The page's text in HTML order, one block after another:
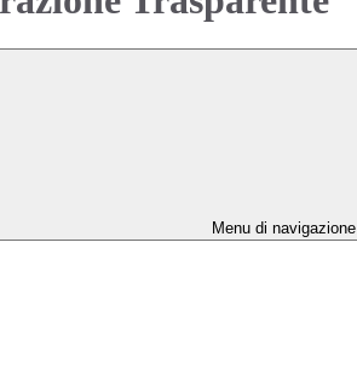
Menu di navigazione